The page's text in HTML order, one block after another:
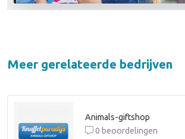
Meer gerelateerde bedrijven
Animals-giftshop
0 beoordelingen